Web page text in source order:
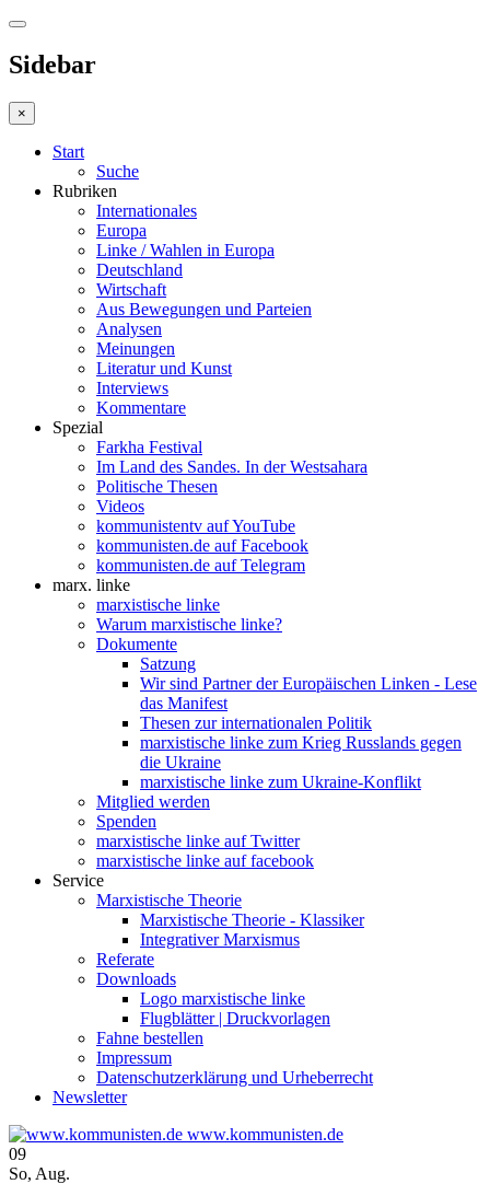
Sidebar
×
Start
Suche
Rubriken
Internationales
Europa
Linke / Wahlen in Europa
Deutschland
Wirtschaft
Aus Bewegungen und Parteien
Analysen
Meinungen
Literatur und Kunst
Interviews
Kommentare
Spezial
Farkha Festival
Im Land des Sandes. In der Westsahara
Politische Thesen
Videos
kommunistentv auf YouTube
kommunisten.de auf Facebook
kommunisten.de auf Telegram
marx. linke
marxistische linke
Warum marxistische linke?
Dokumente
Satzung
Wir sind Partner der Europäischen Linken - Lese
das Manifest
Thesen zur internationalen Politik
marxistische linke zum Krieg Russlands gegen
die Ukraine
marxistische linke zum Ukraine-Konflikt
Mitglied werden
Spenden
marxistische linke auf Twitter
marxistische linke auf facebook
Service
Marxistische Theorie
Marxistische Theorie - Klassiker
Integrativer Marxismus
Referate
Downloads
Logo marxistische linke
Flugblätter | Druckvorlagen
Fahne bestellen
Impressum
Datenschutzerklärung und Urheberrecht
Newsletter
www.kommunisten.de
09
So, Aug.